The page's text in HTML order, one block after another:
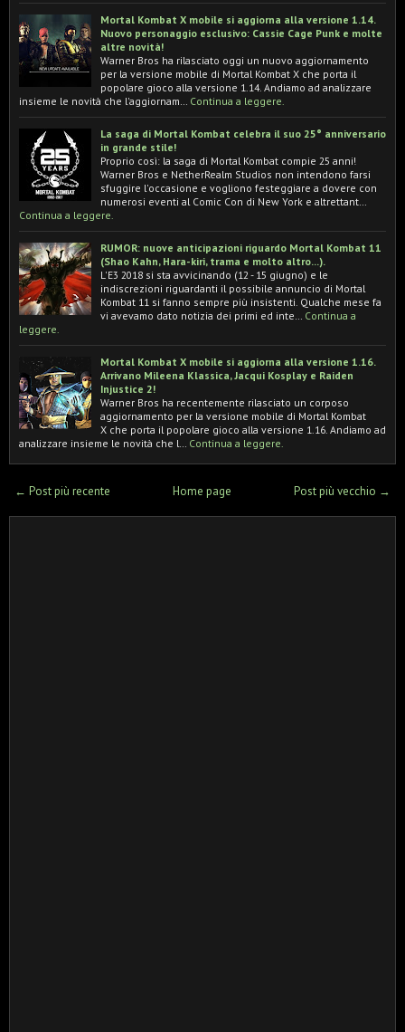
Mortal Kombat X mobile si aggiorna alla versione 1.14.
Nuovo personaggio esclusivo: Cassie Cage Punk e molte
altre novità!
Warner Bros ha rilasciato oggi un nuovo aggiornamento
per la versione mobile di Mortal Kombat X che porta il
popolare gioco alla versione 1.14. Andiamo ad analizzare
insieme le novità che l'aggiornam…
Continua a leggere.
La saga di Mortal Kombat celebra il suo 25° anniversario
in grande stile!
Proprio così: la saga di Mortal Kombat compie 25 anni!
Warner Bros e NetherRealm Studios non intendono farsi
sfuggire l'occasione e vogliono festeggiare a dovere con
numerosi eventi al Comic Con di New York e altrettant…
Continua a leggere.
RUMOR: nuove anticipazioni riguardo Mortal Kombat 11
(Shao Kahn, Hara-kiri, trama e molto altro...).
L'E3 2018 si sta avvicinando (12 - 15 giugno) e le
indiscrezioni riguardanti il possibile annuncio di Mortal
Kombat 11 si fanno sempre più insistenti. Qualche mese fa
vi avevamo dato notizia dei primi ed inte…
Continua a
leggere.
Mortal Kombat X mobile si aggiorna alla versione 1.16.
Arrivano Mileena Klassica, Jacqui Kosplay e Raiden
Injustice 2!
Warner Bros ha recentemente rilasciato un corposo
aggiornamento per la versione mobile di Mortal Kombat
X che porta il popolare gioco alla versione 1.16. Andiamo ad
analizzare insieme le novità che l…
Continua a leggere.
← Post più recente Post più vecchio →
Home page